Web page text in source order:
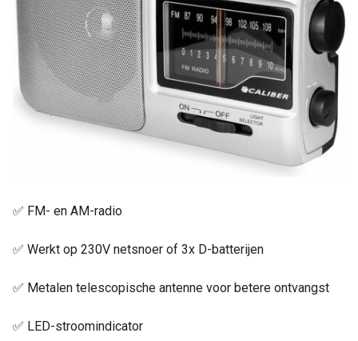
✅ FM- en AM-radio
✅ Werkt op 230V netsnoer of 3x D-batterijen
✅ Metalen telescopische antenne voor betere ontvangst
✅ LED-stroomindicator